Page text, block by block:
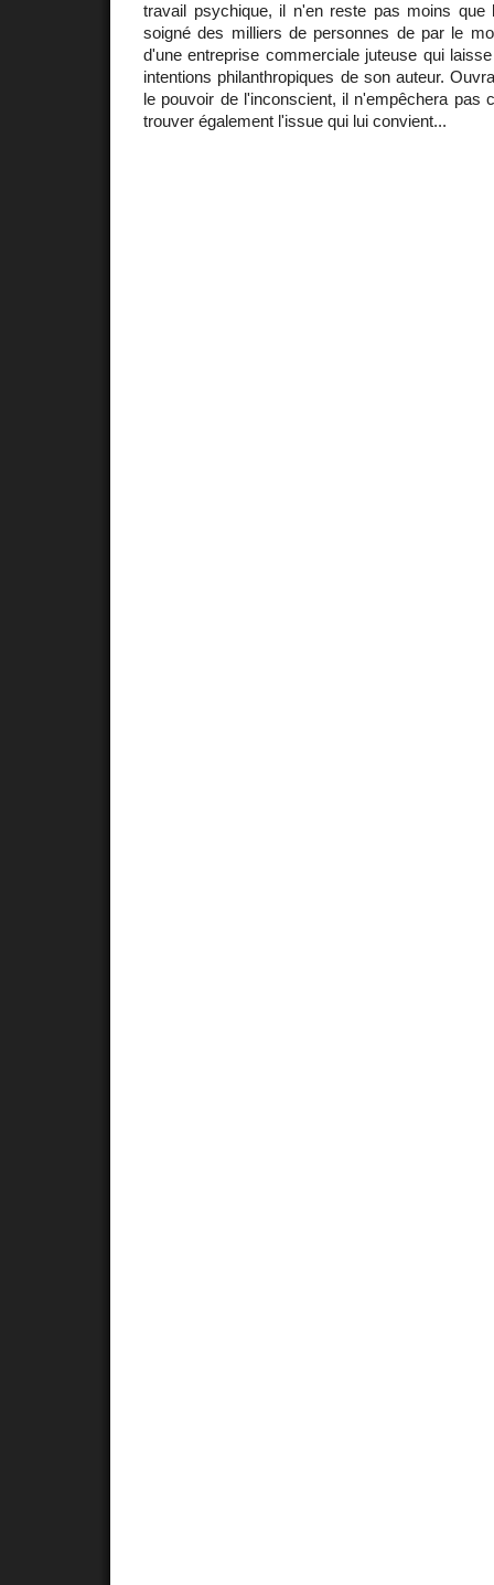
travail psychique, il n'en reste pas moins que
soigné des milliers de personnes de par le
d'une entreprise commerciale juteuse qui
intentions philanthropiques de son auteur.
le pouvoir de l'inconscient, il n'empêchera pas
trouver également l'issue qui lui convient...